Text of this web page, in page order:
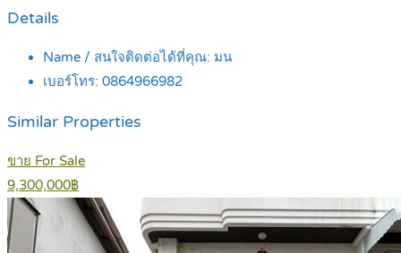
Details
Name / สนใจติดต่อได้ที่คุณ: มน
เบอร์โทร: 0864966982
Similar Properties
ขาย For Sale
9,300,000฿